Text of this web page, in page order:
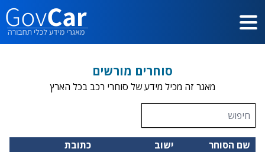
דלג לתוכן הראשי
סוחרים מורשים
מאגר זה מכיל מידע של סוחרי רכב בכל הארץ
שם הסוחר ישוב
כתובת